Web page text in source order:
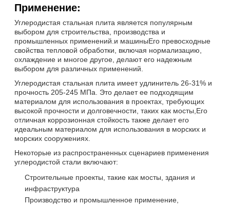
Применение:
Углеродистая стальная плита является популярным
выбором для строительства, производства и
промышленных применений.и машиныЕго превосходные
свойства тепловой обработки, включая нормализацию,
охлаждение и многое другое, делают его надежным
выбором для различных применений.
Углеродистая стальная плита имеет удлинитель 26-31% и
прочность 205-245 МПа. Это делает ее подходящим
материалом для использования в проектах, требующих
высокой прочности и долговечности, таких как мосты,Его
отличная коррозионная стойкость также делает его
идеальным материалом для использования в морских и
морских сооружениях.
Некоторые из распространенных сценариев применения
углеродистой стали включают:
Строительные проекты, такие как мосты, здания и
инфраструктура
Производство и промышленное применение,